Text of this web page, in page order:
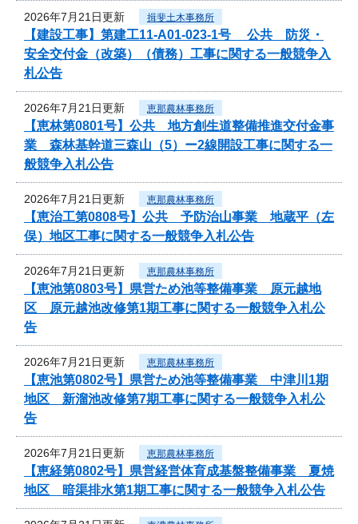
2026年7月21日更新 揖斐土木事務所
【建設工事】第建工11-A01-023-1号 公共 防災・
安全交付金（改築）（債務）工事に関する一般競争入
札公告
2026年7月21日更新 恵那農林事務所
【恵林第0801号】公共 地方創生道整備推進交付金事
業 森林基幹道三森山（5）ー2線開設工事に関する一
般競争入札公告
2026年7月21日更新 恵那農林事務所
【恵治工第0808号】公共 予防治山事業 地蔵平（左
俣）地区工事に関する一般競争入札公告
2026年7月21日更新 恵那農林事務所
【恵池第0803号】県営ため池等整備事業 原元越地
区 原元越池改修第1期工事に関する一般競争入札公
告
2026年7月21日更新 恵那農林事務所
【恵池第0802号】県営ため池等整備事業 中津川1期
地区 新溜池改修第7期工事に関する一般競争入札公
告
2026年7月21日更新 恵那農林事務所
【恵経第0802号】県営経営体育成基盤整備事業 夏焼
地区 暗渠排水第1期工事に関する一般競争入札公告